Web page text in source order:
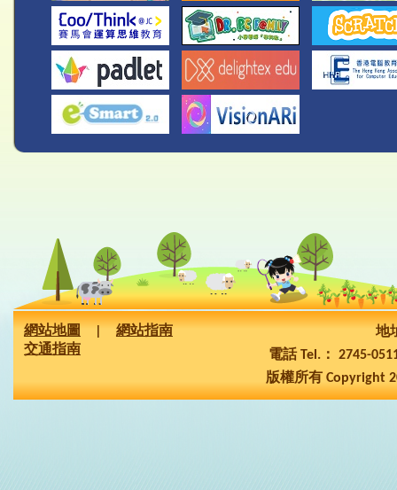
網站地圖
網站指南
交通指南
地
電話 Tel.： 2745-
版權所有 Copyright